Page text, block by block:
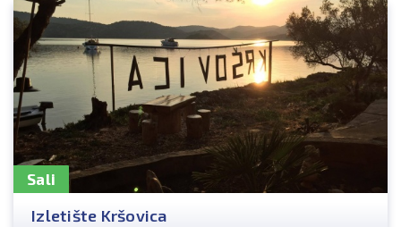
Sali
Izletište Kršovica